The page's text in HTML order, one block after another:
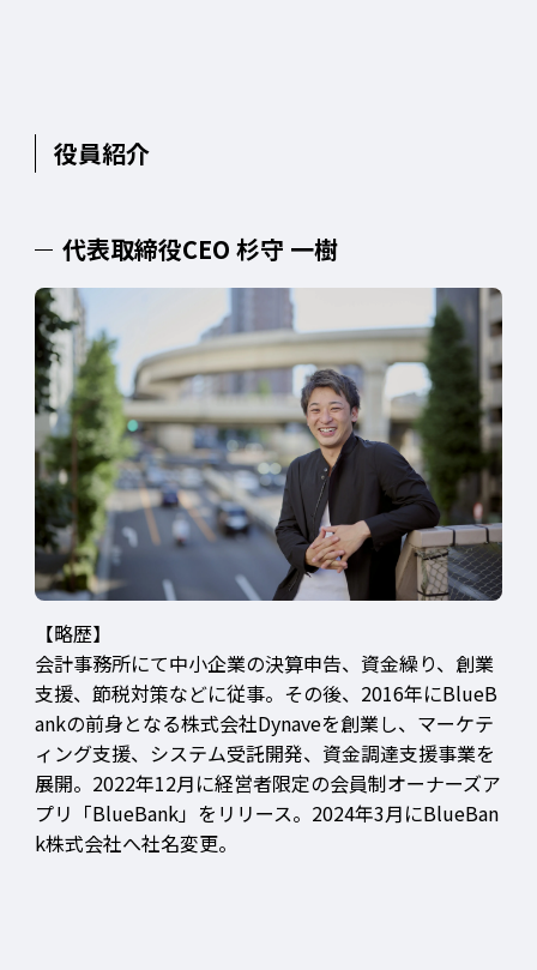
役員紹介
代表取締役CEO 杉守 一樹
【略歴】
会計事務所にて中小企業の決算申告、資金繰り、創業
支援、節税対策などに従事。その後、2016年にBlueB
ankの前身となる株式会社Dynaveを創業し、マーケテ
ィング支援、システム受託開発、資金調達支援事業を
展開。2022年12月に経営者限定の会員制オーナーズア
プリ「BlueBank」をリリース。2024年3月にBlueBan
k株式会社へ社名変更。